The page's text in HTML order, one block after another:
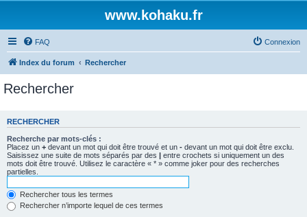
www.kohaku.fr
FAQ Connexion
Index du forum Rechercher
Rechercher
RECHERCHER
Recherche par mots-clés :
Placez un + devant un mot qui doit être trouvé et un - devant un mot qui doit être exclu.
Saisissez une suite de mots séparés par des | entre crochets si uniquement un des
mots doit être trouvé. Utilisez le caractère « * » comme joker pour des recherches
partielles.
Rechercher tous les termes
Rechercher n’importe lequel de ces termes